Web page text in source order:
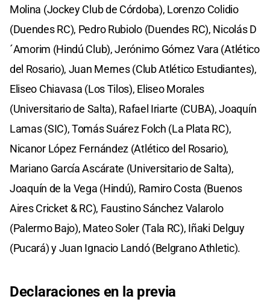
Molina (Jockey Club de Córdoba), Lorenzo Colidio
(Duendes RC), Pedro Rubiolo (Duendes RC), Nicolás D
´Amorim (Hindú Club), Jerónimo Gómez Vara (Atlético
del Rosario), Juan Mernes (Club Atlético Estudiantes),
Eliseo Chiavasa (Los Tilos), Eliseo Morales
(Universitario de Salta), Rafael Iriarte (CUBA), Joaquín
Lamas (SIC), Tomás Suárez Folch (La Plata RC),
Nicanor López Fernández (Atlético del Rosario),
Mariano García Ascárate (Universitario de Salta),
Joaquín de la Vega (Hindú), Ramiro Costa (Buenos
Aires Cricket & RC), Faustino Sánchez Valarolo
(Palermo Bajo), Mateo Soler (Tala RC), Iñaki Delguy
(Pucará) y Juan Ignacio Landó (Belgrano Athletic).
Declaraciones en la previa